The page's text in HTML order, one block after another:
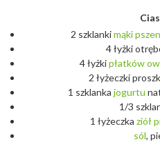
2 szklankimąki
4 łyżki
4 łyżkipłatków
2 łyżeczki
1 szklanka jogurtu
1/3
1 łyżeczka ziół
sól,